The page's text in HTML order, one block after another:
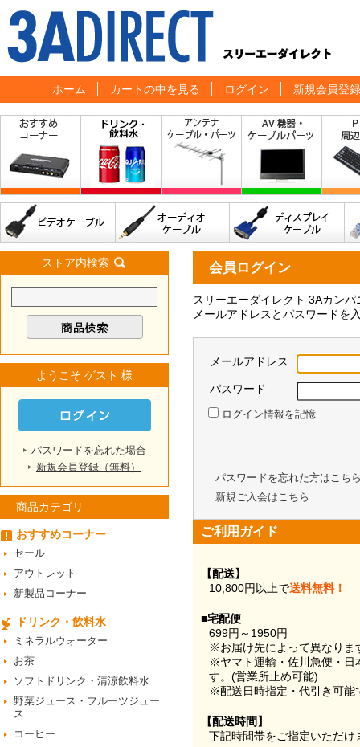
ホーム カートの中を見る ログイン 新規会員登録
会員ログイン
スリーエーダイレクト 3Aカン
メールアドレスとパスワードを
メールアドレス
パスワード
ログイン情報を記憶
パスワードを忘れた方はこち
新規ご入会はこちら
ご利用ガイド
【配送】
10,800円以上で送料無料！
■宅配便
699円～1950円
※お届け先によって異なりま
※ヤマト運輸・佐川急便・日
す。(営業所止め可能)
※配送日時指定・代引き可能
【配送時間】
下記時間帯をご指定いただけ
ストア内検索
ようこそ ゲスト 様
パスワードを忘れた場合
新規会員登録（無料）
商品カテゴリ
おすすめコーナー
セール
アウトレット
新製品コーナー
ドリンク・飲料水
ミネラルウォーター
お茶
ソフトドリンク・清涼飲料水
野菜ジュース・フルーツジュー
ス
コーヒー